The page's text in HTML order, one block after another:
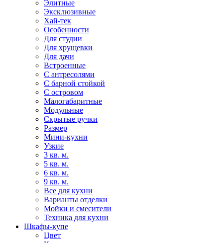
Элитные
Эксклюзивные
Хай-тек
Особенности
Для студии
Для хрущевки
Для дачи
Встроенные
С антресолями
С барной стойкой
С островом
Малогабаритные
Модульные
Скрытые ручки
Размер
Мини-кухни
Узкие
3 кв. м.
5 кв. м.
6 кв. м.
9 кв. м.
Все для кухни
Варианты отделки
Мойки и смесители
Техника для кухни
Шкафы-купе
Цвет